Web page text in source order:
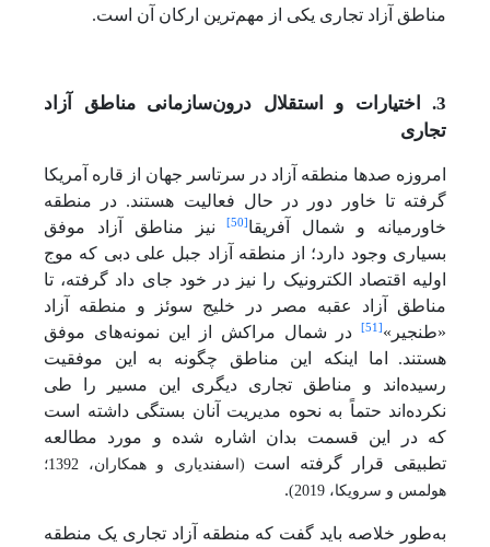
مناطق آزاد تجاری یکی از مهم‌ترین ارکان آن است.
3. اختیارات و استقلال درون‌سازمانی مناطق آزاد
تجاری
امروزه صدها منطقه آزاد در سرتاسر جهان از قاره آمریکا
گرفته تا خاور دور در حال فعالیت هستند. در منطقه
خاورمیانه و شمال آفریقا [50] نیز مناطق آزاد موفق
بسیاری وجود دارد؛ از منطقه آزاد جبل علی دبی که موج
اولیه اقتصاد الکترونیک را نیز در خود جای داد گرفته، تا
مناطق آزاد عقبه مصر در خلیج سوئز و منطقه آزاد
«طنجیر» [51]
در شمال مراکش از این نمونه‌های موفق
هستند.
اما اینکه این مناطق چگونه به این موفقیت
رسیده‌اند و مناطق تجاری دیگری این مسیر را طی
نکرده‌اند حتماً به نحوه مدیریت آنان بستگی داشته است
که در این قسمت بدان اشاره شده و مورد مطالعه
تطبیقی قرار گرفته است
(اسفندیاری و همکاران، 1392؛
هولمس و سرویکا، 2019)
.
به‌طور خلاصه باید گفت که منطقه آزاد تجاری یک منطقه